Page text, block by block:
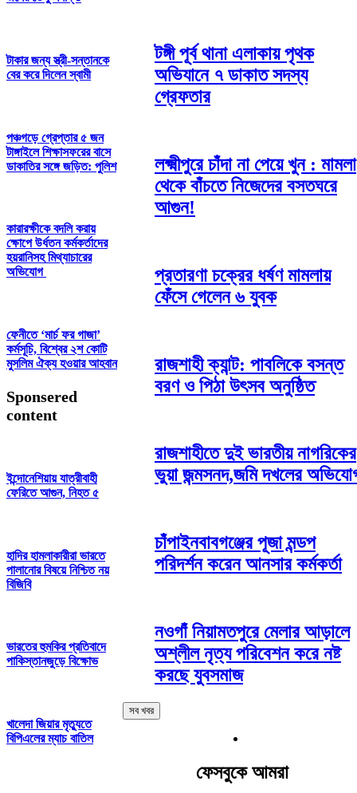
টাকার জন্য স্ত্রী-সন্তানকে
বের করে দিলেন স্বামী
পঞ্চগড়ে গ্রেপ্তার ৫ জন
টাঙ্গাইলে শিক্ষাসফরের বাসে
ডাকাতির সঙ্গে জড়িত: পুলিশ
কারারক্ষীকে বদলি করায়
ক্ষোপে উর্ধতন কর্মকর্তাদের
হয়রানিসহ মিথ্যাচারের
অভিযোগ
ফেনীতে ‘মার্চ ফর গাজা’
কর্মসূচি, বিশ্বের ২শ কোটি
মুসলিম ঐক্য হওয়ার আহবান
Sponsered
content
ইন্দোনেশিয়ায় যাত্রীবাহী
ফেরিতে আগুন, নিহত ৫
হাদির হামলাকারীরা ভারতে
পালানোর বিষয়ে নিশ্চিত নয়
বিজিবি
ভারতের হুমকির প্রতিবাদে
পাকিস্তানজুড়ে বিক্ষোভ
খালেদা জিয়ার মৃত্যুতে
বিপিএলের ম্যাচ বাতিল
টঙ্গী পূর্ব থানা এলাকায় পৃথক
অভিযানে ৭ ডাকাত সদস্য
গ্রেফতার
লক্ষ্মীপুরে চাঁদা না পেয়ে খুন : মামলা
থেকে বাঁচতে নিজেদের বসতঘরে
আগুন!
প্রতারণা চক্রের ধর্ষণ মামলায়
ফেঁসে গেলেন ৬ যুবক
রাজশাহী ক্যান্ট: পাবলিকে বসন্ত
বরণ ও পিঠা উৎসব অনুষ্ঠিত
রাজশাহীতে দুই ভারতীয় নাগরিকের
ভুয়া জন্মসনদ,জমি দখলের
চাঁপাইনবাবগঞ্জের পূজা মন্ডপ
পরিদর্শন করেন আনসার কর্মকর্তা
নওগাঁ নিয়ামতপুরে মেলার আড়ালে
অশ্লীল নৃত্য পরিবেশন করে নষ্ট
করছে যুবসমাজ
সব খবর
ফেসবুকে আমরা